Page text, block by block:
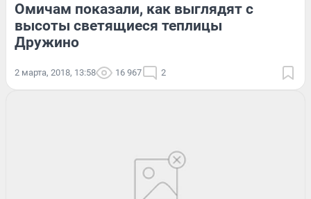
Омичам показали, как выглядят с
высоты светящиеся теплицы
Дружино
2 марта, 2018, 13:58 16 967 2